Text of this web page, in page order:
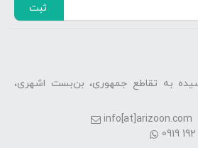
ثبت
به تقاطع جمهوری، بن‌بست اشهری،
info[at]arizoon.com
0919 192